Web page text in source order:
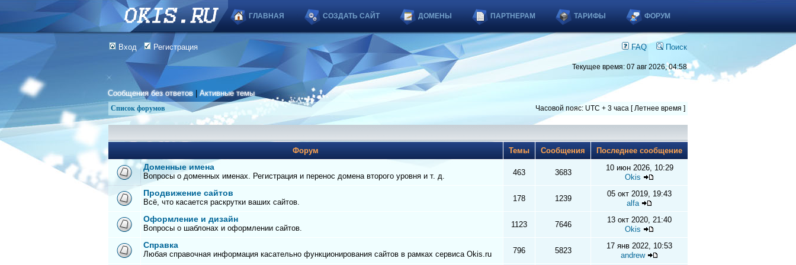
ГЛАВНАЯ СОЗДАТЬ САЙТ ДОМЕНЫ ПАРТНЕРАМ ТАРИФЫ ФОРУМ
Вход Регистрация FAQ Поиск
Текущее время: 07 авг 2026, 04:58
Сообщения без ответов |Активные темы
Список форумов Часовой пояс: UTC + 3 часа [ Летнее время ]
Форум Темы Сообщения Последнее сообщение
Доменные имена
Вопросы о доменных именах. Регистрация и перенос домена второго уровня и т. д. 463 3683
10 июн 2026, 10:29
Okis
Продвижение сайтов
Всё, что касается раскрутки ваших сайтов. 178 1239
05 окт 2019, 19:43
alfa
Оформление и дизайн
Вопросы о шаблонах и оформлении сайтов. 1123 7646
13 окт 2020, 21:40
Okis
Справка
Любая справочная информация касательно функционирования сайтов в рамках сервиса Okis.ru 796 5823
17 янв 2022, 10:53
andrew